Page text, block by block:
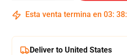
Esta venta termina en 03: 38:
Deliver to United States